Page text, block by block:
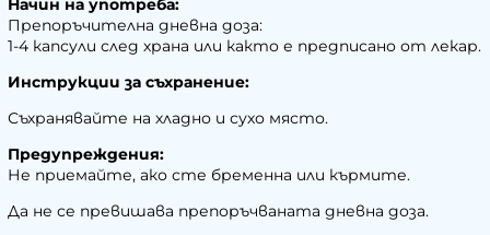
Начин на употреба:
Препоръчителна дневна доза:
1-4 капсули след храна или както е предписано от лекар.
Инструкции за съхранение:
Съхранявайте на хладно и сухо място.
Предупреждения:
Не приемайте, ако сте бременна или кърмите.
Да не се превишава препоръчваната дневна доза.